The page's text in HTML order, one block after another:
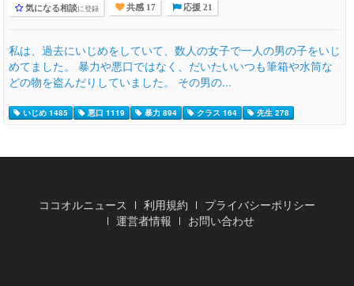
気になる相談に登録 共感 17 応援 21
私は、過去にいじめをしていて、数人の女子で一人の男の子をいじ
めてました。 暴力や悪口ではなく、だいたいいつも筆箱や水筒な
どの物を盗んだりしていました。 その男の...
いじめ 1485 悪口 1119 暴力 894 クラス 164 先生 278
ココオルニュース 利用規約
プライバシーポリシー
運営者情報
お問い合わせ